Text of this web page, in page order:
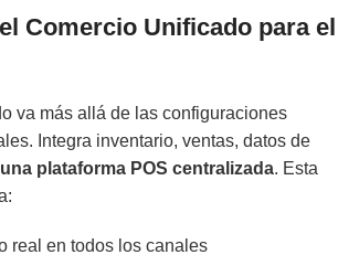
Comercio Unificado para el
va más allá de las configuraciones
Integra inventario, ventas, datos de
plataforma POS centralizada. Esta
real en todos los canales